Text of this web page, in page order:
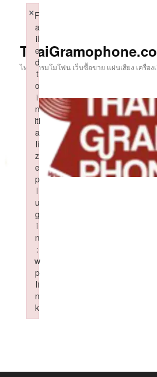
ไทยแกรมโมโฟน เว็บซื้อขาย แผ่นเสียง เครื่อง
F
a
il
e
d
t
o
i
n
iti
a
li
z
e
p
l
u
g
i
n
:
w
p
li
n
k
×
Failed to initialize plugin: wplink